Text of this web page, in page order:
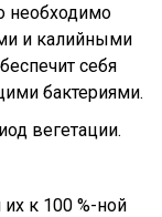
необходимо
и калийными
себя
бактериями.
вегетации.
к 100 %-ной